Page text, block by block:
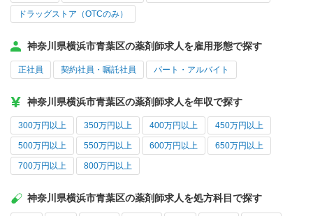
ドラッグストア（OTCのみ）
神奈川県横浜市青葉区の薬剤師求人を雇用形態で探す
正社員 契約社員・嘱託社員 パート・アルバイト
神奈川県横浜市青葉区の薬剤師求人を年収で探す
300万円以上 350万円以上 400万円以上 450万円以上
500万円以上 550万円以上 600万円以上 650万円以上
700万円以上 800万円以上
神奈川県横浜市青葉区の薬剤師求人を処方科目で探す